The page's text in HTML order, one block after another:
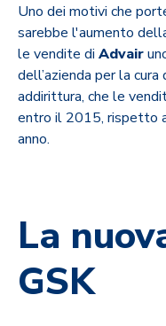
Uno dei motivi che
sarebbe l'aumento
le vendite di Advair
dell’azienda per la
addirittura, che le
entro il 2015, rispetto
anno.
La
GSK